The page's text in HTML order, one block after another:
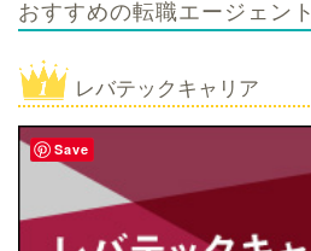
おすすめの転職エージェント
レバテックキャリア
Save